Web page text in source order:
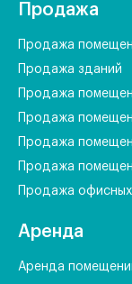
Продажа
Продажа
Продажа зданий
Продажа
Продажа
Продажа
Продажа
Продажа
Аренда
Аренда